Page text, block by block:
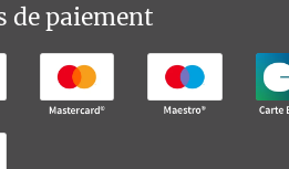
de paiement